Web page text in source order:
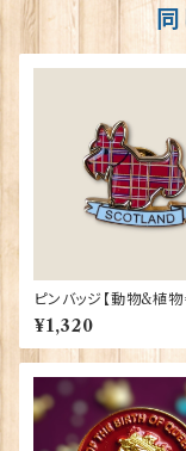
ピンバッジ【動物&植
ンスコティー】Tradition
0-T1130
¥1,320